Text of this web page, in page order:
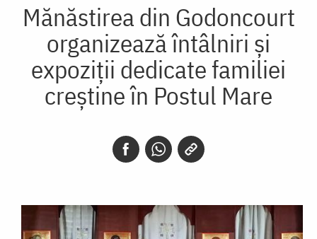
Mănăstirea din Godoncourt
organizează întâlniri și
expoziții dedicate familiei
creștine în Postul Mare